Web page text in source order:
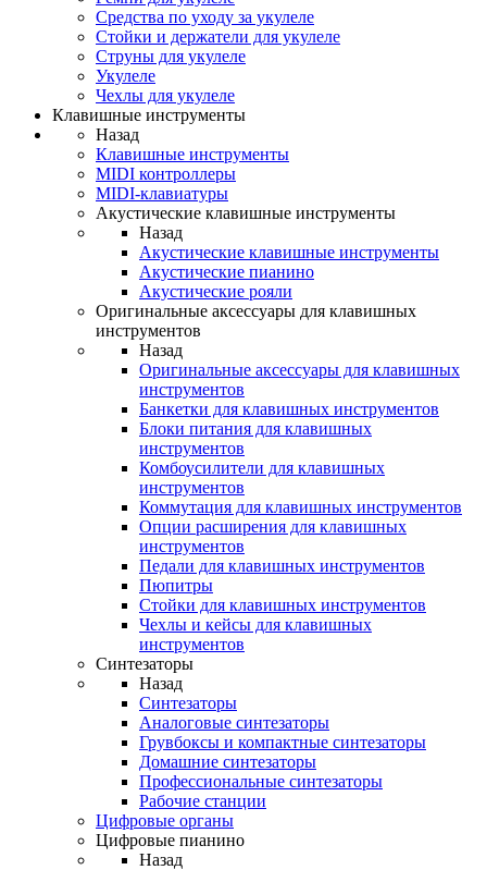
Средства по уходу за укулеле
Стойки и держатели для укулеле
Струны для укулеле
Укулеле
Чехлы для укулеле
Клавишные инструменты
Назад
Клавишные инструменты
MIDI контроллеры
MIDI-клавиатуры
Акустические клавишные инструменты
Назад
Акустические клавишные инструменты
Акустические пианино
Акустические рояли
Оригинальные аксессуары для клавишных
инструментов
Назад
Оригинальные аксессуары для клавишных
инструментов
Банкетки для клавишных инструментов
Блоки питания для клавишных
инструментов
Комбоусилители для клавишных
инструментов
Коммутация для клавишных инструментов
Опции расширения для клавишных
инструментов
Педали для клавишных инструментов
Пюпитры
Стойки для клавишных инструментов
Чехлы и кейсы для клавишных
инструментов
Синтезаторы
Назад
Синтезаторы
Аналоговые синтезаторы
Грувбоксы и компактные синтезаторы
Домашние синтезаторы
Профессиональные синтезаторы
Рабочие станции
Цифровые органы
Цифровые пианино
Назад